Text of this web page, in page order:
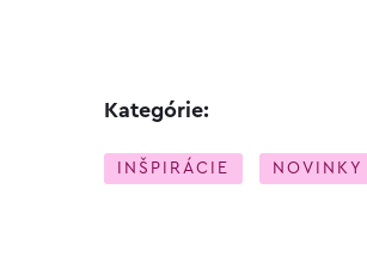
Kategórie:
INŠPIRÁCIE NOVINKY